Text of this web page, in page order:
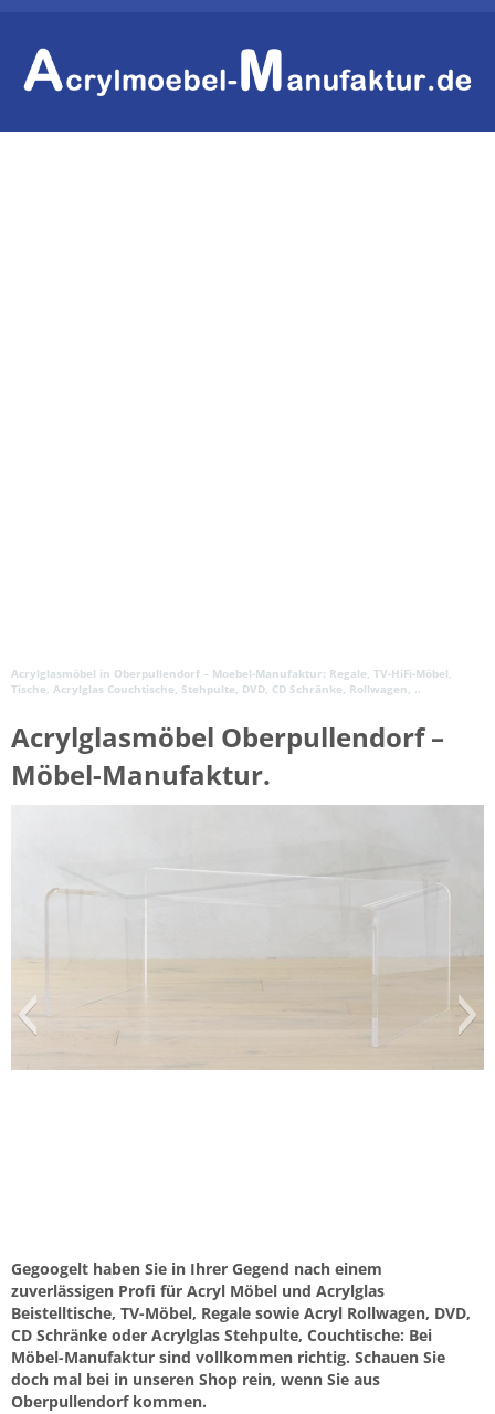
Acrylglasmöbel in Oberpullendorf – Moebel-Manufaktur: Regale, TV-HiFi-Möbel,
Tische, Acrylglas Couchtische, Stehpulte, DVD, CD Schränke, Rollwagen, ..
Acrylglasmöbel Oberpullendorf –
Möbel-Manufaktur.
Gegoogelt haben Sie in Ihrer Gegend nach einem
zuverlässigen Profi für Acryl Möbel und Acrylglas
Beistelltische, TV-Möbel, Regale sowie Acryl Rollwagen, DVD,
CD Schränke oder Acrylglas Stehpulte, Couchtische: Bei
Möbel-Manufaktur sind vollkommen richtig. Schauen Sie
doch mal bei in unseren Shop rein, wenn Sie aus
Oberpullendorf kommen.